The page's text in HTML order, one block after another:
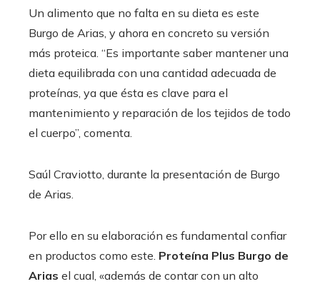
Un alimento que no falta en su dieta es este
Burgo de Arias, y ahora en concreto su versión
más proteica. “Es importante saber mantener una
dieta equilibrada con una cantidad adecuada de
proteínas, ya que ésta es clave para el
mantenimiento y reparación de los tejidos de todo
el cuerpo”, comenta.
Saúl Craviotto, durante la presentación de Burgo
de Arias.
Por ello en su elaboración es fundamental confiar
en productos como este. Proteína Plus Burgo de
Arias el cual, «además de contar con un alto